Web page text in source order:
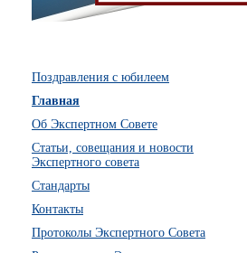
Поздравления с юбилеем
Главная
Об Экспертном Совете
Статьи, совещания и новости
Экспертного совета
Стандарты
Контакты
Протоколы Экспертного Совета